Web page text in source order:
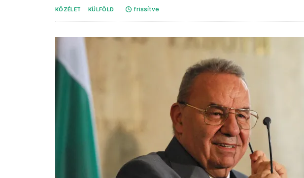
KÖZÉLET KÜLFÖLD frissítve